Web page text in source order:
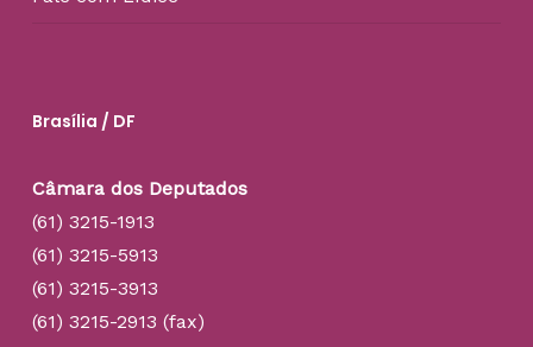
Brasília / DF
Câmara dos Deputados
(61) 3215-1913
(61) 3215-5913
(61) 3215-3913
(61) 3215-2913 (fax)